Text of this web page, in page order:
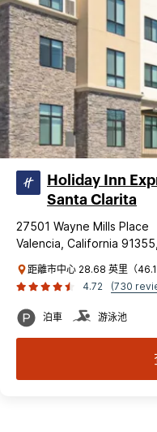
Holiday Inn
Santa Clarita
27501 Wayne Mills Place
Valencia, California
距離市中心 28.68 英里（
4.72
(730
泊車 游泳池